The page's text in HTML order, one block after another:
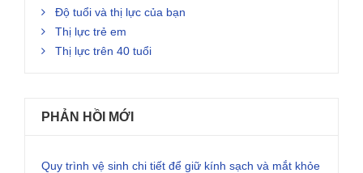
Độ tuổi và thị lực của bạn
Thị lực trẻ em
Thị lực trên 40 tuổi
PHẢN HỒI MỚI
Quy trình vệ sinh chi tiết để giữ kính sạch và mắt khỏe